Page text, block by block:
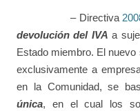
– Directiva
devolución del IVA a
Estado miembro. El
exclusivamente a
en la Comunidad, se
única, en el cual los